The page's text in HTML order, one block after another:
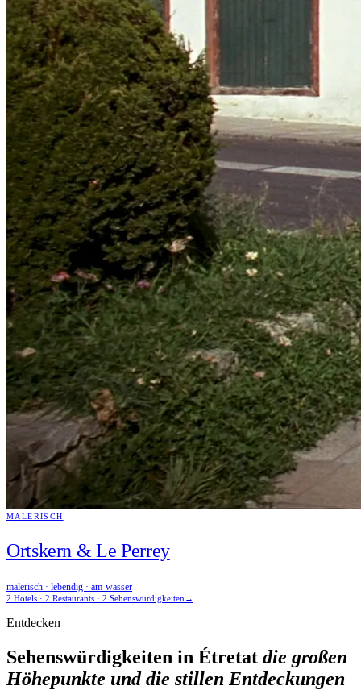
MALERISCH
Ortskern & Le Perrey
malerisch · lebendig · am-wasser
2 Hotels · 2 Restaurants · 2 Sehenswürdigkeiten →
Entdecken
Sehenswürdigkeiten in Étretat die großen
Höhepunkte und die stillen Entdeckungen